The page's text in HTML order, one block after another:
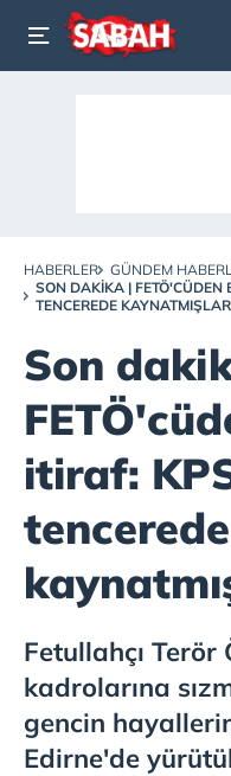
HABERLER
GÜNDEM
SON DAKIKA | FETÖ'CÜDEN
TENCEREDE KAYNATMIŞLAR
Son
itiraf:
tencerede
Fetullahçı
kadrolarına
gencin
Edirne'de